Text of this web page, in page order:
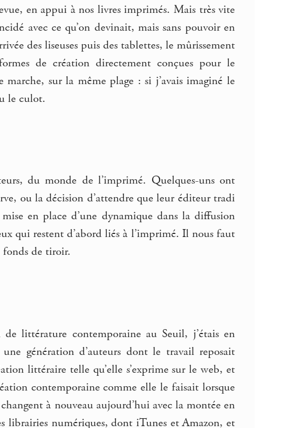
en appui à nos livres imprimés. Mais très vite
avec ce qu’on devinait, mais sans pouvoir en
des liseuses puis des tablettes, le mûrissement
de création directement conçues pour le
sur la même plage : si j’avais imaginé le
le culot.
du monde de l’imprimé. Quelques-uns ont
ou la décision d’attendre que leur éditeur tradi
en place d’une dynamique dans la diffusion
qui restent d’abord liés à l’imprimé. Il nous faut
fonds de tiroir.
littérature contemporaine au Seuil, j’étais en
génération d’auteurs dont le travail reposait
littéraire telle qu’elle s’exprime sur le web, et
contemporaine comme elle le faisait lorsque
à nouveau aujourd’hui avec la montée en
librairies numériques, dont iTunes et Amazon, et